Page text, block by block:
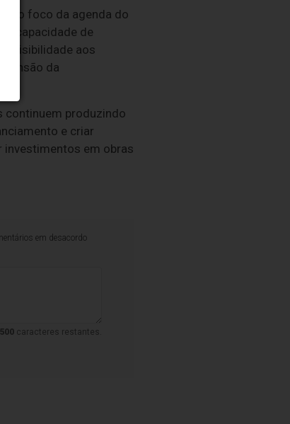
o foco da agenda do
a capacidade de
aos
da
continuem produzindo
e criar
investimentos em obras
em desacordo
500 caracteres restantes.